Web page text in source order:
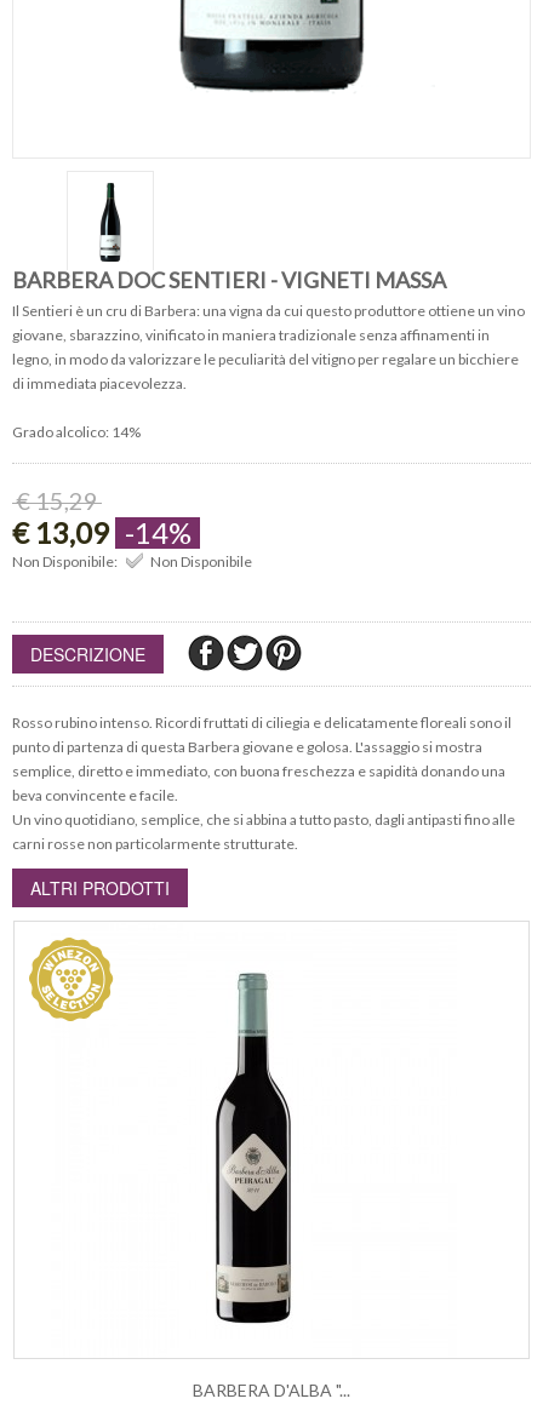
BARBERA DOC SENTIERI - VIGNETI MASSA
Il Sentieri è un cru di Barbera: una vigna da cui questo produttore ottiene un vino
giovane, sbarazzino, vinificato in maniera tradizionale senza affinamenti in
legno, in modo da valorizzare le peculiarità del vitigno per regalare un bicchiere
di immediata piacevolezza.
Grado alcolico: 14%
€ 15,29
€ 13,09 -14%
Non Disponibile: Non Disponibile
DESCRIZIONE
Rosso rubino intenso. Ricordi fruttati di ciliegia e delicatamente floreali sono il
punto di partenza di questa Barbera giovane e golosa. L'assaggio si mostra
semplice, diretto e immediato, con buona freschezza e sapidità donando una
beva convincente e facile.
Un vino quotidiano, semplice, che si abbina a tutto pasto, dagli antipasti fino alle
carni rosse non particolarmente strutturate.
ALTRI PRODOTTI
BARBERA D'ALBA "...